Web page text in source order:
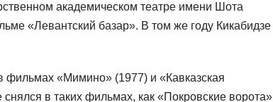
академическом театре имени Шота
«Левантский базар». В том же году Кикабидзе
фильмах «Мимино» (1977) и «Кавказская
в таких фильмах, как «Покровские ворота»